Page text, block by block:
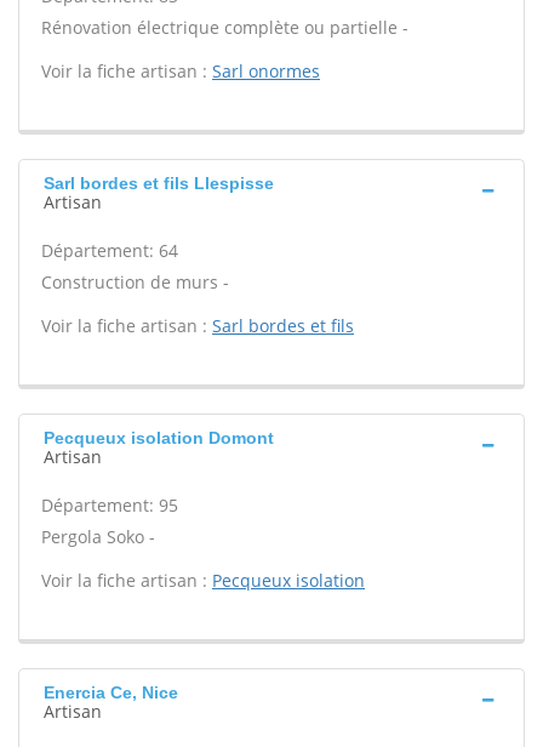
Rénovation électrique complète ou partielle -
Voir la fiche artisan : Sarl onormes
Sarl bordes et fils Llespisse
Artisan
Département: 64
Construction de murs -
Voir la fiche artisan : Sarl bordes et fils
Pecqueux isolation Domont
Artisan
Département: 95
Pergola Soko -
Voir la fiche artisan : Pecqueux isolation
Enercia Ce, Nice
Artisan